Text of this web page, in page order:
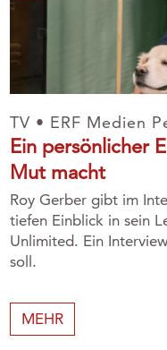
TV • ERF Medien
Ein persönlicher
Mut macht
Roy Gerber gibt im
tiefen Einblick in sein
Unlimited. Ein
soll.
MEHR